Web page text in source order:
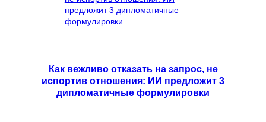
Как вежливо отказать на запрос, не
испортив отношения: ИИ предложит 3
дипломатичные формулировки